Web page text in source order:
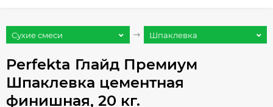
Сухие смеси Шпаклевка
Perfekta Глайд Премиум
Шпаклевка цементная
финишная, 20 кг.